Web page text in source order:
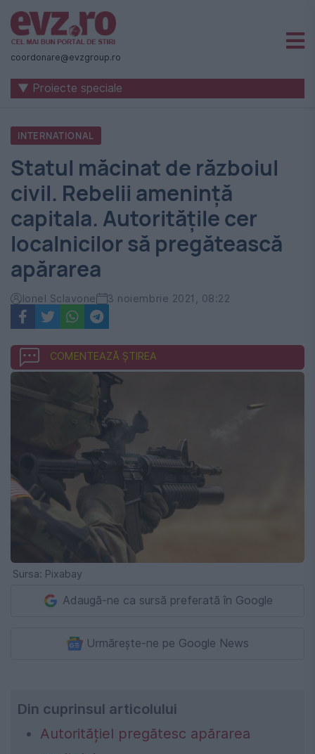
Știri
naționale
internaționale
România
-
Evenimentul
Zilei
coordonare@evzgroup.ro
▼ Proiecte speciale
INTERNATIONAL
Statul măcinat de războiul
civil. Rebelii amenință
capitala. Autoritățile cer
localnicilor să pregătească
apărarea
Ionel Sclavone 3 noiembrie 2021, 08:22
COMENTEAZĂ ȘTIREA
Sursa: Pixabay
Adaugă-ne ca sursă preferată în Google
Urmărește-ne pe Google News
Din cuprinsul articolului
Autoritățiel pregătesc apărarea